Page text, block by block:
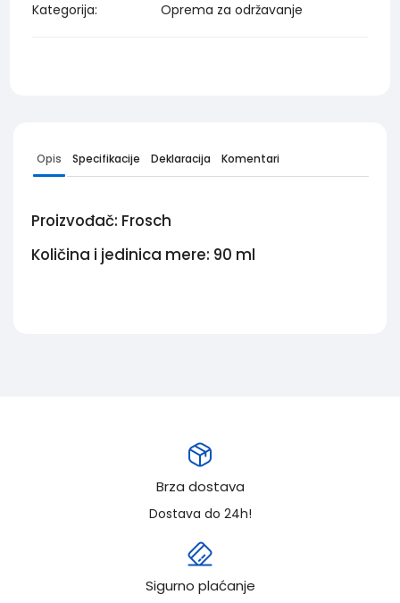
Kategorija:
Oprema za održavanje
Opis Specifikacije Deklaracija Komentari
Proizvođač: Frosch
Količina i jedinica mere: 90 ml
Brza dostava
Dostava do 24h!
Sigurno plaćanje